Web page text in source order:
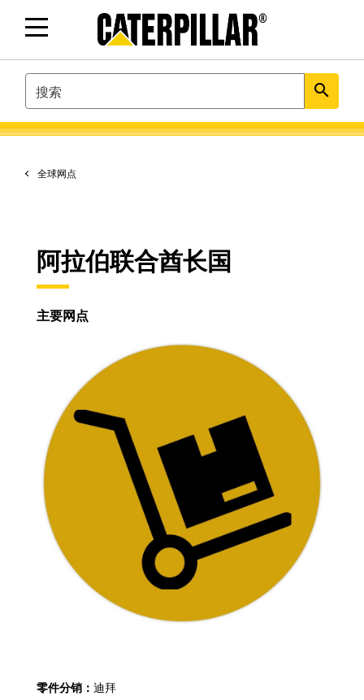
SEARCH search
全球网点
阿拉伯联合酋长国
主要网点
零件分销： 迪拜